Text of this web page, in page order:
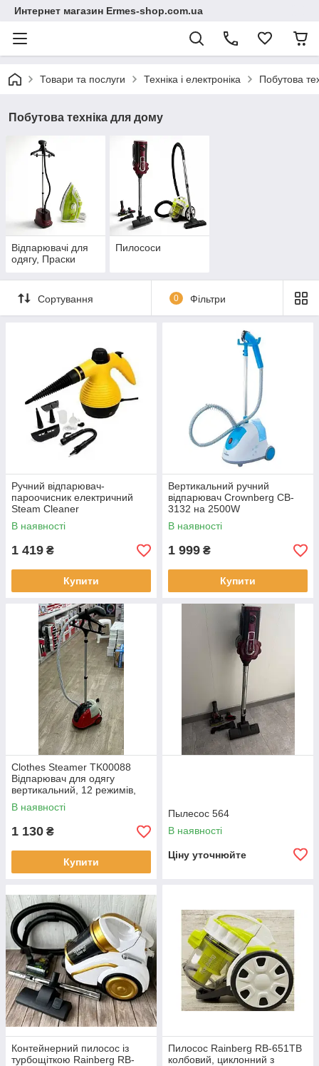
Интернет магазин Ermes-shop.com.ua
Товари та послуги Техніка і електроніка Побутова
Побутова техніка для дому
Відпарювачі для
одягу, Праски
Пилососи
Сортування 0 Фільтри
Ручний відпарювач-
пароочисник електричний
Steam Cleaner
В наявності
1 419 ₴
Купити
Вертикальний ручний
відпарювач Crownberg CB-
3132 на 2500W
В наявності
1 999 ₴
Купити
Clothes Steamer TK00088
Відпарювач для одягу
вертикальний, 12 режимів,
2,3 літра, з вішалкою
В наявності
1 130 ₴
Купити
Пылесос 564
В наявності
Ціну уточнюйте
Контейнерний пилосос із
турбощіткою Rainberg RB-
Пилосос Rainberg RB-651TB
колбовий, циклонний з